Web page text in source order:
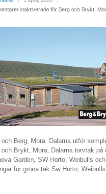
inaktiverade för Berg och Brykt,
och Berg, Mora. Dalarna utför
och Brykt, Mora, Dalarna torvtak
Garden, SW Horto, Weibulls
för gröna tak.Sw Horto,